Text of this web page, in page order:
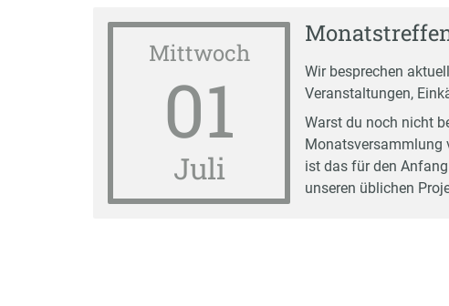
Mittwoch
01
Juli
Wir besprechen
Veranstaltungen,
Warst du noch nicht
Monatsversammlung
ist das für den
unseren üblichen